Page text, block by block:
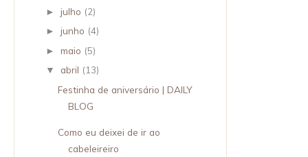
► julho (2)
► junho (4)
►maio (5)
▼ abril (13)
Festinha de aniversário | DAILY
BLOG
Como eu deixei de ir ao
cabeleireiro